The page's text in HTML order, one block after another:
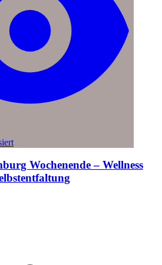
Wochenende – Wellness